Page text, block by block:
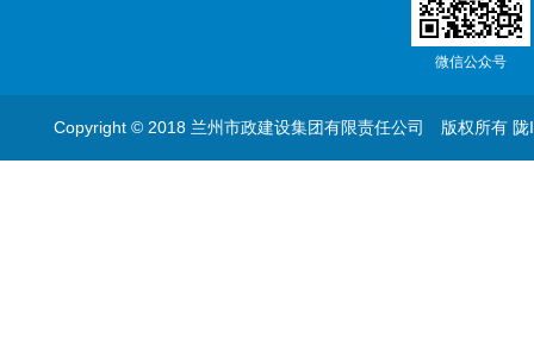
微信公众号
Copyright © 2018 兰州市政建设集团有限责任公司 版权所有